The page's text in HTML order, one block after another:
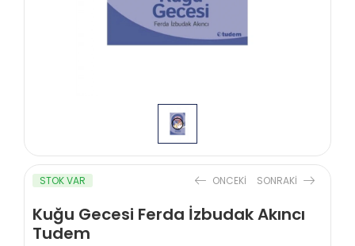
STOK VAR ONCEKI SONRAKI
Kuğu Gecesi Ferda İzbudak Akıncı
Tudem